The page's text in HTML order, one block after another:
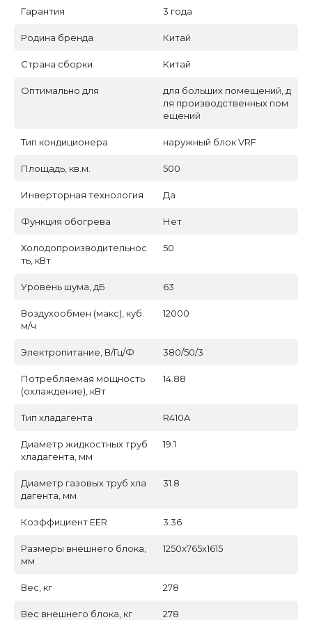
Гарантия 3 года
Родина бренда Китай
Страна сборки Китай
Оптимально для
для больших помещений, д
ля производственных пом
ещений
Тип кондиционера наружный блок VRF
Площадь, кв.м. 500
Инверторная технология Да
Функция обогрева Нет
Холодопроизводительнос
ть, кВт
50
Уровень шума, дБ 63
Воздухообмен (макс), куб.
м/ч
12000
Электропитание, В/Гц/Ф 380/50/3
Потребляемая мощность
(охлаждение), кВт
14.88
Тип хладагента R410A
Диаметр жидкостных труб
хладагента, мм
19.1
Диаметр газовых труб хла
дагента, мм
31.8
Коэффициент EER 3.36
Размеры внешнего блока,
мм
1250x765x1615
Вес, кг 278
Вес внешнего блока, кг 278